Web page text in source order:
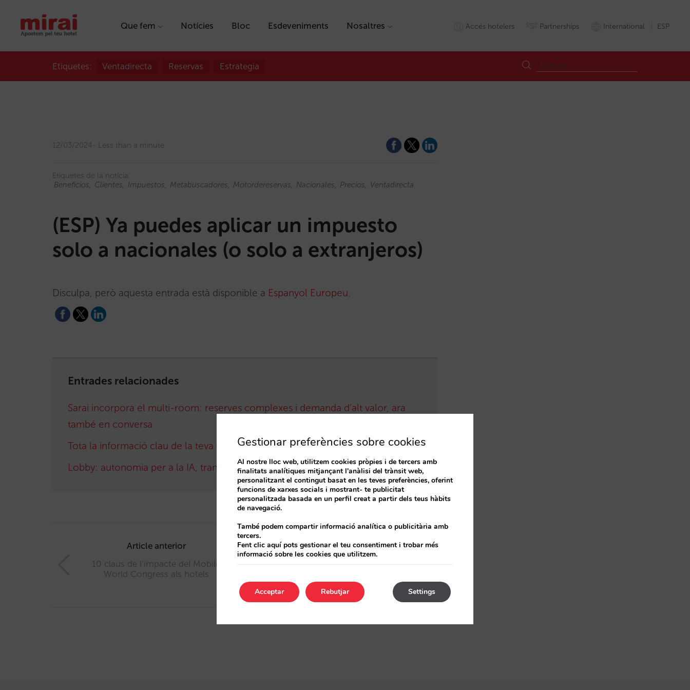
Que fem Notícies Bloc Esdeveniments Nosaltres Accés hotelers Partnerships International ESP
Etiquetes: Ventadirecta Reservas Estrategia
12/03/2024 Less than a minute
Etiquetes de la notícia:
Beneficios
Clientes Impuestos Metabuscadores Motordereservas Nacionales Precios Ventadirecta
(ESP) Ya puedes aplicar un impuesto
solo a nacionales (o solo a extranjeros)
Disculpa, però aquesta entrada està disponible a Espanyol Europeu.
Entrades relacionades
Sarai incorpora el multi-room: reserves complexes i demanda d’alt valor, ara
també en conversa
Tota la informació clau de la teva venda directa, connectada en un sol lloc
Lobby: autonomia per a la IA, tranquil·litat per a l’hotel
Article anterior
10 claus de l’impacte del Mobile
World Congress als hotels
Article següent
reserves de manera automàtica
Gestionar preferències sobre cookies
Al nostre lloc web, utilitzem cookies pròpies i de tercers amb
finalitats analítiques mitjançant l'anàlisi del trànsit web,
personalitzant el contingut basat en les teves preferències, oferint
funcions de xarxes socials i mostrant- te publicitat
personalitzada basada en un perfil creat a partir dels teus hàbits
de navegació.
També podem compartir informació analítica o publicitària amb
tercers.
Fent clic aquí pots gestionar el teu consentiment i trobar més
informació sobre les cookies que utilitzem.
Acceptar Settings
Rebutjar